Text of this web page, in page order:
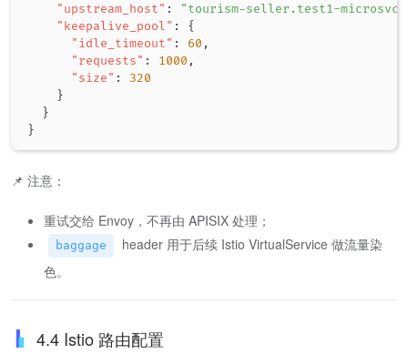
"upstream_host" :
"tourism-seller.test1-
"keepalive_pool" :
{
"idle_timeout" : 60 ,
"requests" : 1000 ,
"size" :
320
}
}
}
📌 注意：
重试交给 Envoy，不再由 APISIX 处理；
baggage
header 用于后续 Istio VirtualService 做流量染
色。
4.4 Istio 路由配置